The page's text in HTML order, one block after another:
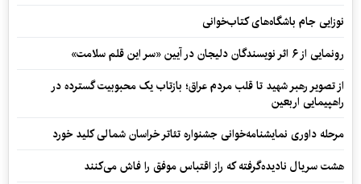
نوزایی جام باشگاه‌های کتاب‌خوانی
رونمایی از ۶ اثر نویسندگان دلیجان در آیین «سر این قلم سلامت»
از تصویر رهبر شهید تا قلب مردم عراق؛ بازتاب یک محبوبیت گسترده در
راهپیمایی اربعین
مرحله داوری نمایشنامه‌خوانی جشنواره تئاتر خراسان شمالی کلید خورد
هشت سریال نادیده‌گرفته که راز اقتباس موفق را فاش می‌کنند